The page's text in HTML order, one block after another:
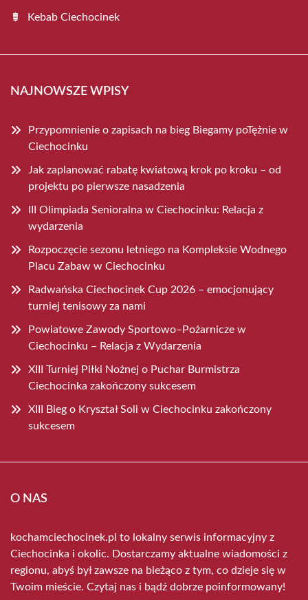
Kebab Ciechocinek
NAJNOWSZE WPISY
Przypomnienie o zapisach na bieg Biegamy poTężnie w
Ciechocinku
Jak zaplanować rabatę kwiatową krok po kroku – od
projektu po pierwsze nasadzenia
III Olimpiada Senioralna w Ciechocinku: Relacja z
wydarzenia
Rozpoczęcie sezonu letniego na Kompleksie Wodnego
Placu Zabaw w Ciechocinku
Radwańska Ciechocinek Cup 2026 – emocjonujący
turniej tenisowy za nami
Powiatowe Zawody Sportowo–Pożarnicze w
Ciechocinku – Relacja z Wydarzenia
XIII Turniej Piłki Nożnej o Puchar Burmistrza
Ciechocinka zakończony sukcesem
XIII Bieg o Kryształ Soli w Ciechocinku zakończony
sukcesem
O NAS
kochamciechocinek.pl to lokalny serwis informacyjny z
Ciechocinka i okolic. Dostarczamy aktualne wiadomości z
regionu, abyś był zawsze na bieżąco z tym, co dzieje się w
Twoim mieście. Czytaj nas i bądź dobrze poinformowany!